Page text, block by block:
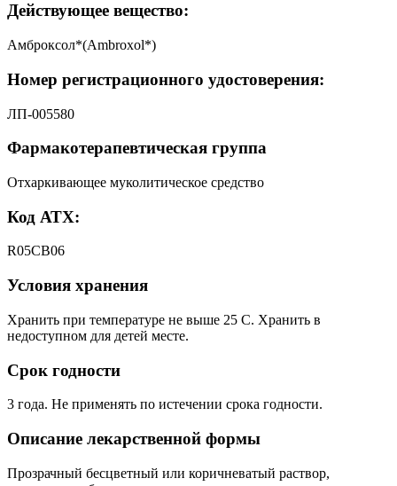
Действующее вещество:
Амброксол*(Ambroxol*)
Номер регистрационного удостоверения:
ЛП-005580
Фармакотерапевтическая группа
Отхаркивающее муколитическое средство
Код АТХ:
R05CB06
Условия хранения
Хранить при температуре не выше 25 С. Хранить в
недоступном для детей месте.
Срок годности
3 года. Не применять по истечении срока годности.
Описание лекарственной формы
Прозрачный бесцветный или коричневатый раствор,